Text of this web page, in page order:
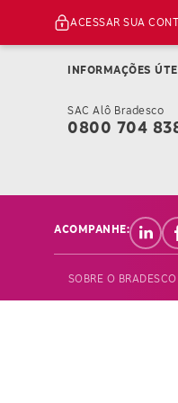
ACESSAR SUA
INFORMAÇÕES
SAC Alô Bradesco
0800 704
ACOMPANHE:
SOBRE O BRADESCO